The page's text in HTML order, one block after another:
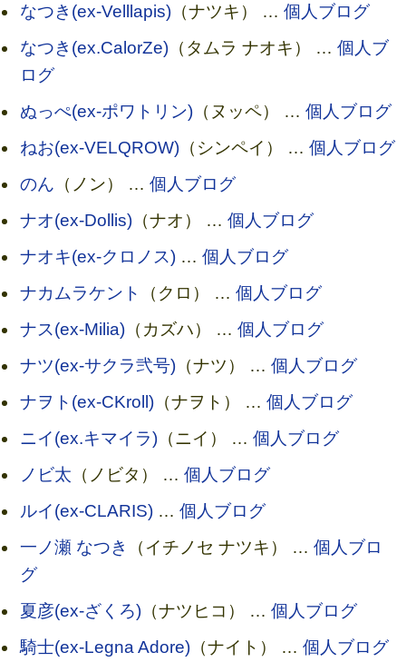
なつき(ex-Velllapis)（ナツキ） … 個人ブログ
なつき(ex.CalorZe)（タムラ ナオキ） … 個人ブ
ログ
ぬっぺ(ex-ポワトリン)（ヌッペ） … 個人ブログ
ねお(ex-VELQROW)（シンペイ） … 個人ブログ
のん （ノン） … 個人ブログ
ナオ(ex-Dollis)（ナオ） … 個人ブログ
ナオキ(ex-クロノス)… 個人ブログ
ナカムラケント
（クロ） … 個人ブログ
ナス(ex-Milia)（カズハ） … 個人ブログ
ナツ(ex-サクラ弐号)（ナツ） … 個人ブログ
ナヲト(ex-CKroll)（ナヲト） … 個人ブログ
ニイ(ex.キマイラ)（ニイ） … 個人ブログ
ノビ太 （ノビタ） … 個人ブログ
ルイ(ex-CLARIS)… 個人ブログ
一ノ瀬 なつき
（イチノセ ナツキ） … 個人ブロ
グ
夏彦(ex-ざくろ)（ナツヒコ） … 個人ブログ
騎士(ex-Legna Adore)（ナイト） … 個人ブログ